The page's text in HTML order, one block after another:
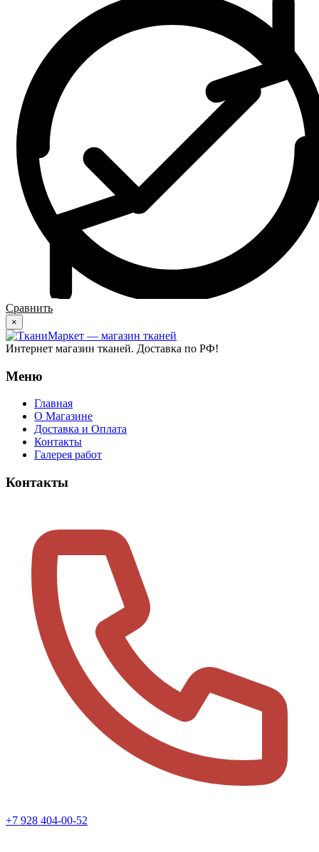
Сравнить
×
Интернет магазин тканей. Доставка по РФ!
Меню
Главная
О Магазине
Доставка и Оплата
Контакты
Галерея работ
Контакты
+7 928 404-00-52